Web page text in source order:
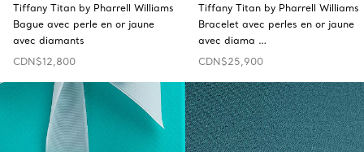
Tiffany Titan by Pharrell Williams
Bague avec perle en or jaune
avec diamants
CDN$12,800
Tiffany Titan by Pharrell Williams
Bracelet avec perles en or jaune
avec diama …
CDN$25,900